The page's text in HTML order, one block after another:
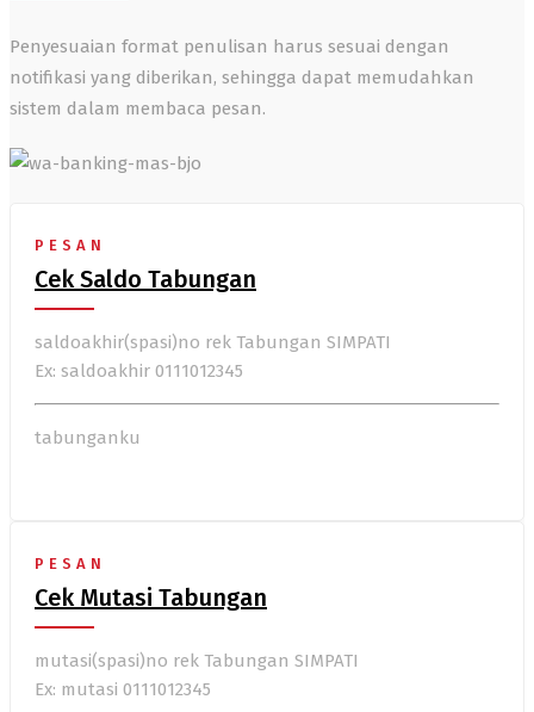
Penyesuaian format penulisan harus sesuai dengan
notifikasi yang diberikan, sehingga dapat memudahkan
sistem dalam membaca pesan.
PESAN
Cek Saldo Tabungan
saldoakhir(spasi)no rek Tabungan SIMPATI
Ex: saldoakhir 0111012345
tabunganku
PESAN
Cek Mutasi Tabungan
mutasi(spasi)no rek Tabungan SIMPATI
Ex: mutasi 0111012345